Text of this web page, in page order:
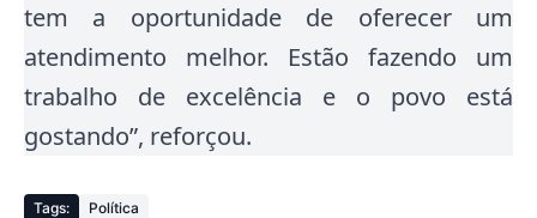
tem a oportunidade de oferecer um
atendimento melhor. Estão fazendo um
trabalho de excelência e o povo está
gostando”, reforçou.
Tags: Política